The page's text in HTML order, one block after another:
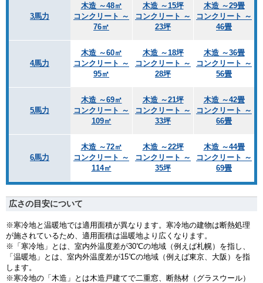
3馬力
木造 ～48㎡
コンクリート ～
76㎡
木造 ～15坪
コンクリート ～
23坪
木造 ～29畳
コンクリート ～
46畳
4馬力
木造 ～60㎡
コンクリート ～
95㎡
木造 ～18坪
コンクリート ～
28坪
木造 ～36畳
コンクリート ～
56畳
5馬力
木造 ～69㎡
コンクリート ～
109㎡
木造 ～21坪
コンクリート ～
33坪
木造 ～42畳
コンクリート ～
66畳
6馬力
木造 ～72㎡
コンクリート ～
114㎡
木造 ～22坪
コンクリート ～
35坪
木造 ～44畳
コンクリート ～
69畳
広さの目安について
※寒冷地と温暖地では適用面積が異なります。寒冷地の建物は断熱処理
が施されているため、適用面積は温暖地より広くなります。
※「寒冷地」とは、室内外温度差が30℃の地域（例えば札幌）を指し、
「温暖地」とは、室内外温度差が15℃の地域（例えば東京、大阪）を指
します。
※寒冷地の「木造」とは木造戸建てで二重窓、断熱材（グラスウール）